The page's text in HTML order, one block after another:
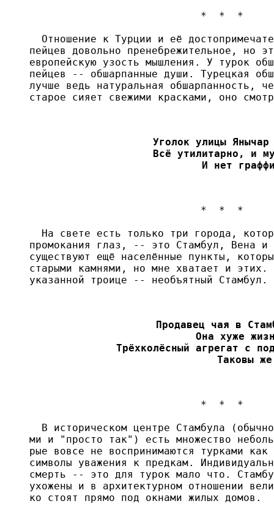
                            *  *  *
Отношение к Турции и её
пейцев довольно пренебрежительное, но
европейскую узость мышления. У турок
пейцев -- обшарпанные души. Турецкая
лучше ведь натуральная обшарпанность,
старое сияет свежими красками, оно
Уголок улицы
Всё утилитарно, и
И нет
                            *  *  *
На свете есть только три города,
промокания глаз, -- это Стамбул, Вена
существуют ещё населённые пункты,
старыми камнями, но мне хватает и
указанной троице -- необъятный Стамбул.
Продавец чая в
Она хуже
Трёхколёсный агрегат с
Таковы
                            *  *  *
В историческом центре Стамбула
ми и "просто так") есть множество
рые вовсе не воспринимаются турками
символы уважения к предкам.
смерть -- это для турок мало что.
ухожены и в архитектурном отношении
ко стоят прямо под окнами жилых домов.